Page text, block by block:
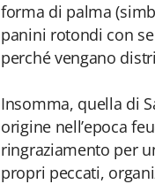
forma di palma
panini rotondi con
perché vengano
Insomma, quella di
origine nell’epoca
ringraziamento per
propri peccati,